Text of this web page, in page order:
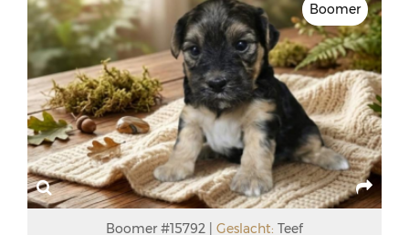
Boomer
Boomer #15792 Geslacht: Teef